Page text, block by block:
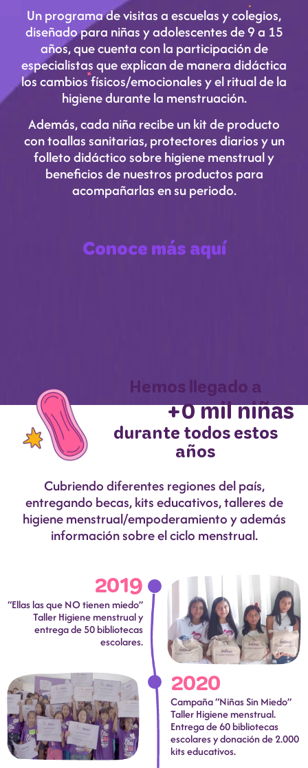
Un programa de visitas a escuelas y colegios,
diseñado para niñas y adolescentes de 9 a 15
años, que cuenta con la participación de
especialistas que explican de manera didáctica
los cambios físicos/emocionales y el ritual de la
higiene durante la menstruación.
Además, cada niña recibe un kit de producto
con toallas sanitarias, protectores diarios y un
folleto didáctico sobre higiene menstrual y
beneficios de nuestros productos para
acompañarlas en su periodo.
Conoce más aquí
Hemos llegado a
+0 mil niñas
durante todos estos
años
Cubriendo diferentes regiones del país,
entregando becas, kits educativos, talleres de
higiene menstrual/empoderamiento y además
información sobre el ciclo menstrual.
2019
“Ellas las que NO tienen miedo”
Taller Higiene menstrual y
entrega de 50 bibliotecas
escolares.
2020
Campaña “Niñas Sin Miedo”
Taller Higiene menstrual.
Entrega de 60 bibliotecas
escolares y donación de 2.000
kits educativos.